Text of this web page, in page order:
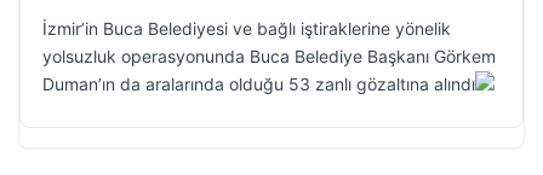
İzmir’in Buca Belediyesi ve bağlı iştiraklerine yönelik
yolsuzluk operasyonunda Buca Belediye Başkanı Görkem
Duman’ın da aralarında olduğu 53 zanlı gözaltına alındı